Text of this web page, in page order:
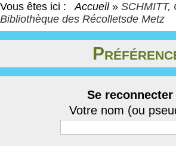
Vous êtes ici : Accueil » SCHMITT,
Bibliothèque des Récolletsde Metz
Se reconnecter
Votre nom (ou